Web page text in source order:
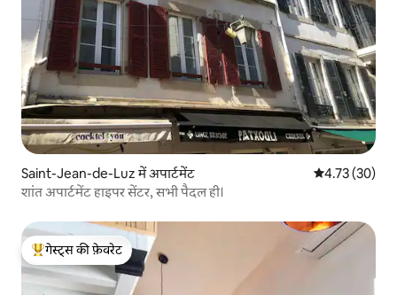
Saint-Jean-de-Luz में अपार्टमेंट औसत रेटिंग 5 में
4.73 (30)
शांत अपार्टमेंट हाइपर सेंटर, सभी पैदल ही।
गेस्ट्स का टॉप फ़ेवरेट
गेस्ट्स की फ़ेवरेट